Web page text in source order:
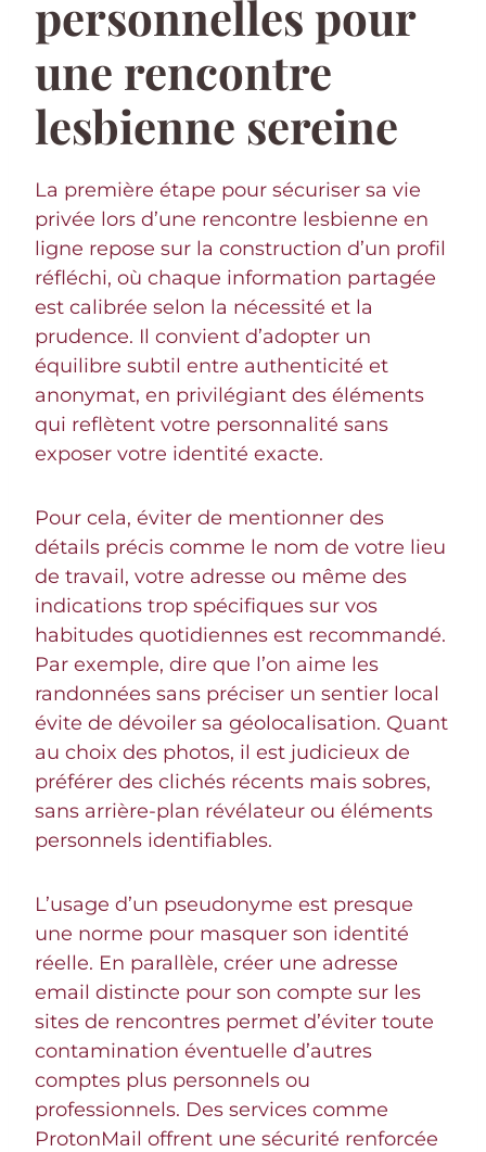
personnelles pour
une rencontre
lesbienne sereine
La première étape pour sécuriser sa vie
privée lors d’une rencontre lesbienne en
ligne repose sur la construction d’un profil
réfléchi, où chaque information partagée
est calibrée selon la nécessité et la
prudence. Il convient d’adopter un
équilibre subtil entre authenticité et
anonymat, en privilégiant des éléments
qui reflètent votre personnalité sans
exposer votre identité exacte.
Pour cela, éviter de mentionner des
détails précis comme le nom de votre lieu
de travail, votre adresse ou même des
indications trop spécifiques sur vos
habitudes quotidiennes est recommandé.
Par exemple, dire que l’on aime les
randonnées sans préciser un sentier local
évite de dévoiler sa géolocalisation. Quant
au choix des photos, il est judicieux de
préférer des clichés récents mais sobres,
sans arrière-plan révélateur ou éléments
personnels identifiables.
L’usage d’un pseudonyme est presque
une norme pour masquer son identité
réelle. En parallèle, créer une adresse
email distincte pour son compte sur les
sites de rencontres permet d’éviter toute
contamination éventuelle d’autres
comptes plus personnels ou
professionnels. Des services comme
ProtonMail offrent une sécurité renforcée